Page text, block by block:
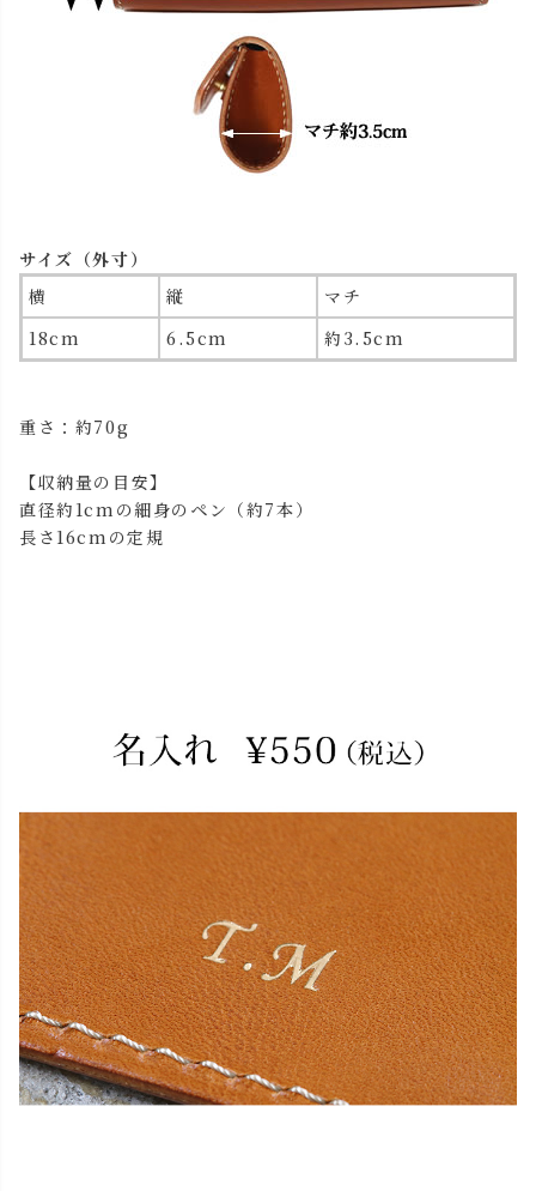
サイズ（外寸）
横
縦
マチ
18cm
6.5cm 約3.5cm
重さ：約70g
【収納量の目安】
直径約1cmの細身のペン（約7本）
長さ16cmの定規